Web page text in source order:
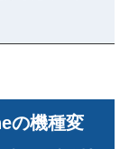
の機種変